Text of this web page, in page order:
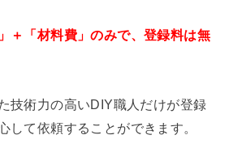
＋「材料費」のみで、登録料は無
技術力の高いDIY職人だけが登録
して依頼することができます。